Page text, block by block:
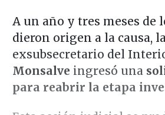
A un año y tres meses de
dieron origen a la causa,
exsubsecretario del
Monsalve ingresó una
para reabrir la etapa